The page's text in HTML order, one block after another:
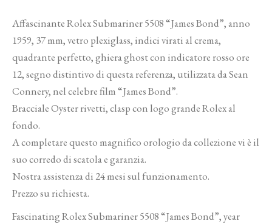
Affascinante Rolex Submariner 5508 “James Bond”, anno
1959, 37 mm, vetro plexiglass, indici virati al crema,
quadrante perfetto, ghiera ghost con indicatore rosso ore
12, segno distintivo di questa referenza, utilizzata da Sean
Connery, nel celebre film “James Bond”.
Bracciale Oyster rivetti, clasp con logo grande Rolex al
fondo.
A completare questo magnifico orologio da collezione vi è il
suo corredo di scatola e garanzia.
Nostra assistenza di 24 mesi sul funzionamento.
Prezzo su richiesta.
Fascinating Rolex Submariner 5508 “James Bond”, year